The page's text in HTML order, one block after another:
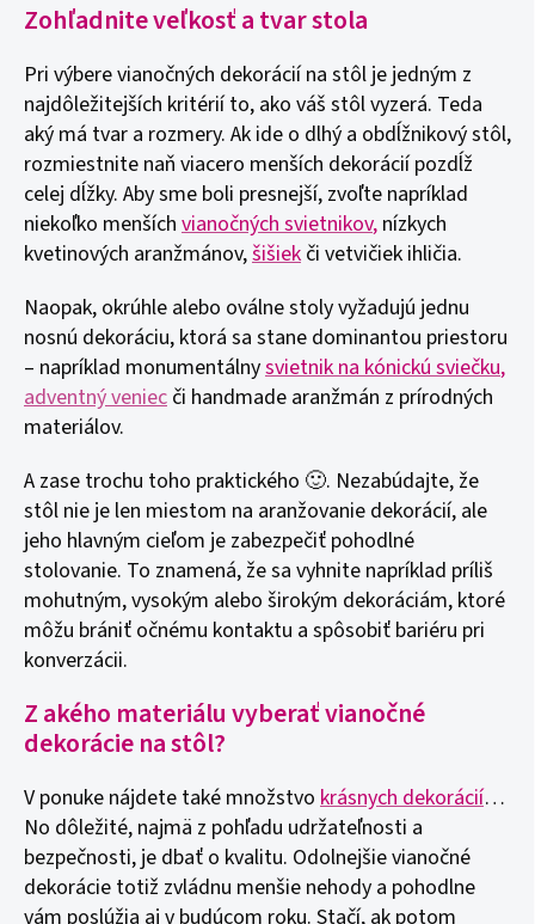
Zohľadnite veľkosť a tvar stola
Pri výbere vianočných dekorácií na stôl je jedným z
najdôležitejších kritérií to, ako váš stôl vyzerá. Teda
aký má tvar a rozmery. Ak ide o dlhý a obdĺžnikový stôl,
rozmiestnite naň viacero menších dekorácií pozdĺž
celej dĺžky. Aby sme boli presnejší, zvoľte napríklad
niekoľko menších vianočných svietnikov, nízkych
kvetinových aranžmánov,šišiek či vetvičiek ihličia.
Naopak, okrúhle alebo oválne stoly vyžadujú jednu
nosnú dekoráciu, ktorá sa stane dominantou priestoru
– napríklad monumentálnysvietnik na kónickú sviečku,
adventný veniec či handmade aranžmán z prírodných
materiálov.
A zase trochu toho praktického 🙂. Nezabúdajte, že
stôl nie je len miestom na aranžovanie dekorácií, ale
jeho hlavným cieľom je zabezpečiť pohodlné
stolovanie. To znamená, že sa vyhnite napríklad príliš
mohutným, vysokým alebo širokým dekoráciám, ktoré
môžu brániť očnému kontaktu a spôsobiť bariéru pri
konverzácii.
Z akého materiálu vyberať vianočné
dekorácie na stôl?
V ponuke nájdete také množstvo krásnych dekorácií…
No dôležité, najmä z pohľadu udržateľnosti a
bezpečnosti, je dbať o kvalitu. Odolnejšie vianočné
dekorácie totiž zvládnu menšie nehody a pohodlne
vám poslúžia aj v budúcom roku. Stačí, ak potom